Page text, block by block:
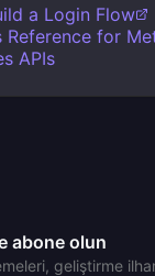
a Login Flow
Reference for
APIs
abone olun
geliştirme